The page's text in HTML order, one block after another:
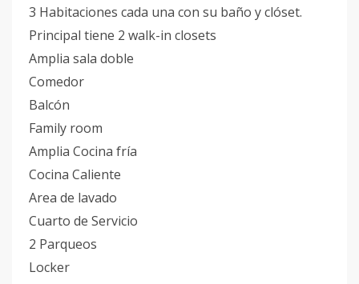
3 Habitaciones cada una con su baño y clóset.
Principal tiene 2 walk-in closets
Amplia sala doble
Comedor
Balcón
Family room
Amplia Cocina fría
Cocina Caliente
Area de lavado
Cuarto de Servicio
2 Parqueos
Locker